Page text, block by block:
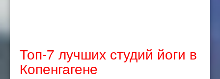
Топ-7 лучших студий йоги в
Копенгагене